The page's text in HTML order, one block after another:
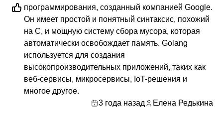
программирования, созданный компанией Google.
Он имеет простой и понятный синтаксис, похожий
на C, и мощную систему сбора мусора, которая
автоматически освобождает память. Golang
используется для создания
высокопроизводительных приложений, таких как
веб-сервисы, микросервисы, IoT-решения и
многое другое.
3 года назад
Елена Редькина